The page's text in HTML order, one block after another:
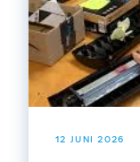
12 JUNI 2026